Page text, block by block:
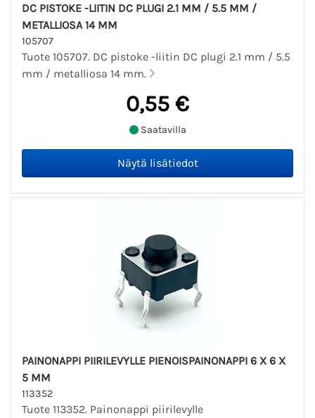
DC PISTOKE -LIITIN DC PLUGI 2.1 MM / 5.5 MM /
METALLIOSA 14 MM
105707
Tuote 105707. DC pistoke -liitin DC plugi 2.1 mm / 5.5
mm / metalliosa 14 mm.
0,55 €
Saatavilla
PAINONAPPI PIIRILEVYLLE PIENOISPAINONAPPI 6 X 6 X
5 MM
113352
Tuote 113352. Painonappi piirilevylle